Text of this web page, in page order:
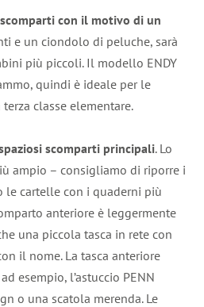
con il motivo di un
e un ciondolo di peluche, sarà
più piccoli. Il modello ENDY
quindi è ideale per le
classe elementare.
scomparti principali. Lo
ampio – consigliamo di riporre i
cartelle con i quaderni più
anteriore è leggermente
una piccola tasca in rete con
il nome. La tasca anteriore
esempio, l’astuccio PENN
o una scatola merenda. Le